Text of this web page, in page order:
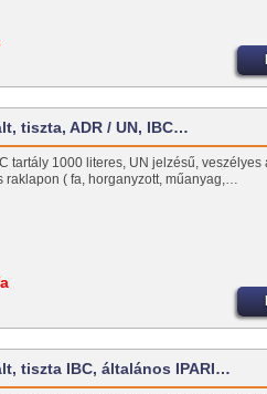
tiszta, ADR / UN, IBC…
tartály 1000 literes, UN jelzésű, veszélyes
raklapon ( fa, horganyzott, műanyag,…
tiszta IBC, általános IPARI…